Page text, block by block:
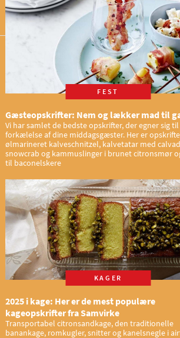
FEST
Gæsteopskrifter: Nem og lækker mad til
Vi har samlet de bedste opskrifter, der egner sig til
forkælelse af dine middagsgæster. Her er
ølmarineret kalveschnitzel, kalvetatar med calvados,
snowcrab og kammuslinger i brunet citronsmør
til baconelskere
KAGER
2025 i kage: Her er de mest populære
kageopskrifter fra Samvirke
Transportabel citronsandkage, den traditionelle
banankage, romkugler, snitter og kanelsnegle i